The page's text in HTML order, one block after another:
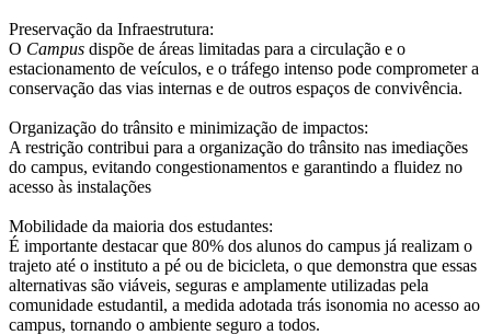
Preservação da Infraestrutura:
O Campus dispõe de áreas limitadas para a circulação e o
estacionamento de veículos, e o tráfego intenso pode comprometer a
conservação das vias internas e de outros espaços de convivência.
Organização do trânsito e minimização de impactos:
A restrição contribui para a organização do trânsito nas imediações
do campus, evitando congestionamentos e garantindo a fluidez no
acesso às instalações
Mobilidade da maioria dos estudantes:
É importante destacar que 80% dos alunos do campus já realizam o
trajeto até o instituto a pé ou de bicicleta, o que demonstra que essas
alternativas são viáveis, seguras e amplamente utilizadas pela
comunidade estudantil, a medida adotada trás isonomia no acesso ao
campus, tornando o ambiente seguro a todos.